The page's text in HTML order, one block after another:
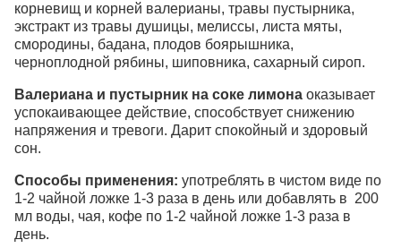
корневищ и корней валерианы, травы пустырника,
экстракт из травы душицы, мелиссы, листа мяты,
смородины, бадана, плодов боярышника,
черноплодной рябины, шиповника, сахарный сироп.
Валериана и пустырник на соке лимона оказывает
успокаивающее действие, способствует снижению
напряжения и тревоги. Дарит спокойный и здоровый
сон.
Способы применения: употреблять в чистом виде по
1-2 чайной ложке 1-3 раза в день или добавлять в 200
мл воды, чая, кофе по 1-2 чайной ложке 1-3 раза в
день.